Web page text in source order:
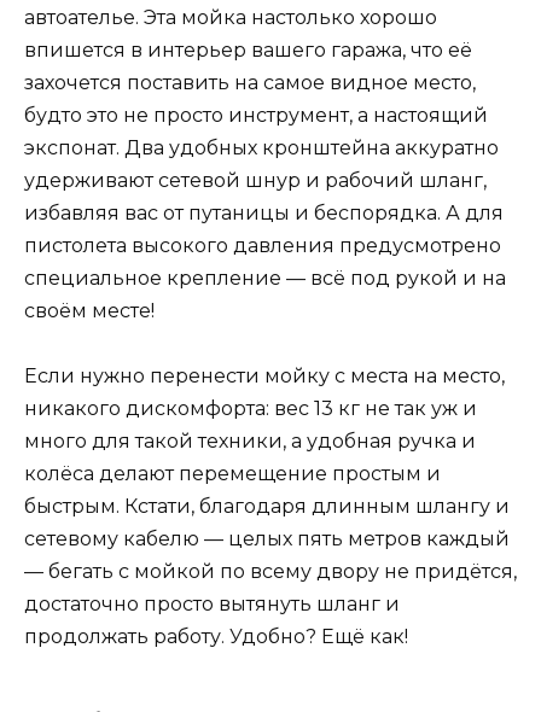
автоателье. Эта мойка настолько хорошо
впишется в интерьер вашего гаража, что её
захочется поставить на самое видное место,
будто это не просто инструмент, а настоящий
экспонат. Два удобных кронштейна аккуратно
удерживают сетевой шнур и рабочий шланг,
избавляя вас от путаницы и беспорядка. А для
пистолета высокого давления предусмотрено
специальное крепление — всё под рукой и на
своём месте!
Если нужно перенести мойку с места на место,
никакого дискомфорта: вес 13 кг не так уж и
много для такой техники, а удобная ручка и
колёса делают перемещение простым и
быстрым. Кстати, благодаря длинным шлангу и
сетевому кабелю — целых пять метров каждый
— бегать с мойкой по всему двору не придётся,
достаточно просто вытянуть шланг и
продолжать работу. Удобно? Ещё как!